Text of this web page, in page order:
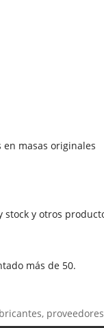
masas originales
stock y otros
más de 50.